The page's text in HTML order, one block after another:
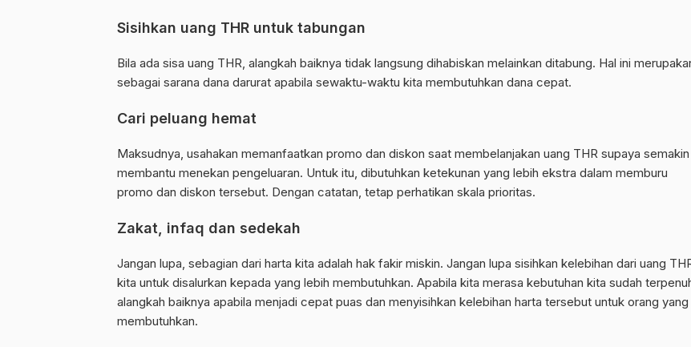
Sisihkan uang THR untuk tabungan
Bila ada sisa uang THR, alangkah baiknya tidak langsung dihabiskan melainkan ditabung. Hal ini
sebagai sarana dana darurat apabila sewaktu-waktu kita membutuhkan dana cepat.
Cari peluang hemat
Maksudnya, usahakan memanfaatkan promo dan diskon saat membelanjakan uang THR supaya semakin
membantu menekan pengeluaran. Untuk itu, dibutuhkan ketekunan yang lebih ekstra dalam memburu
promo dan diskon tersebut. Dengan catatan, tetap perhatikan skala prioritas.
Zakat, infaq dan sedekah
Jangan lupa, sebagian dari harta kita adalah hak fakir miskin. Jangan lupa sisihkan kelebihan dari uang
kita untuk disalurkan kepada yang lebih membutuhkan. Apabila kita merasa kebutuhan kita sudah
alangkah baiknya apabila menjadi cepat puas dan menyisihkan kelebihan harta tersebut untuk orang yang
membutuhkan.